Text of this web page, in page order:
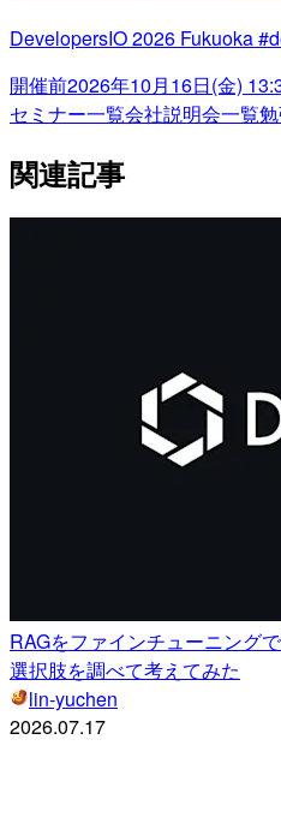
DevelopersIO 2026 Fukuoka
開催前2026年10月16日(金)
セミナー一覧会社説明会一覧
関連記事
RAGをファインチューニング
選択肢を調べて考えてみた
lin-yuchen
2026.07.17